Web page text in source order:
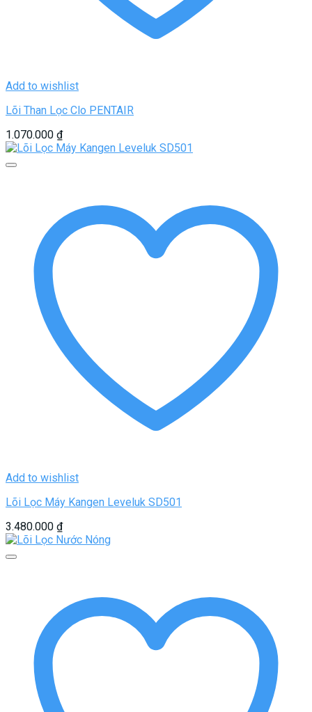
Add to wishlist
Lõi Than Lọc Clo PENTAIR
1.070.000 ₫
Add to wishlist
Lõi Lọc Máy Kangen Leveluk SD501
3.480.000 ₫